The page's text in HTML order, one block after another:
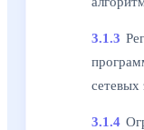
3.1.3
сетевых
3.1.4